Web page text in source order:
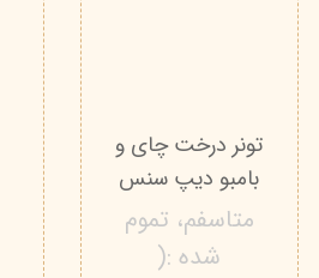
تونر درخت چای و
بامبو دیپ سنس
متاسفم، تموم
شده :(